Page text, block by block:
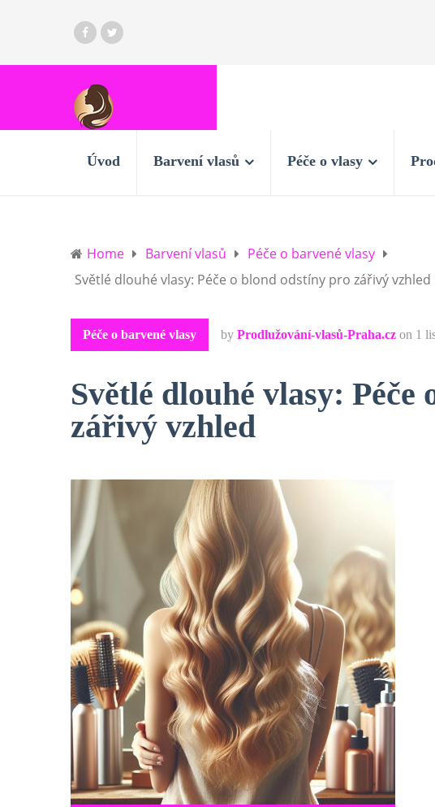
Úvod Barvení vlasů Péče o vlasy
Home Barvení vlasů
Péče o barvené vlasy
Světlé dlouhé vlasy: Péče o blond odstíny pro zářivý vzhled
Péče o barvené vlasy by Prodlužování-vlasů-Praha.cz on 1
Světlé dlouhé vlasy:
zářivý vzhled